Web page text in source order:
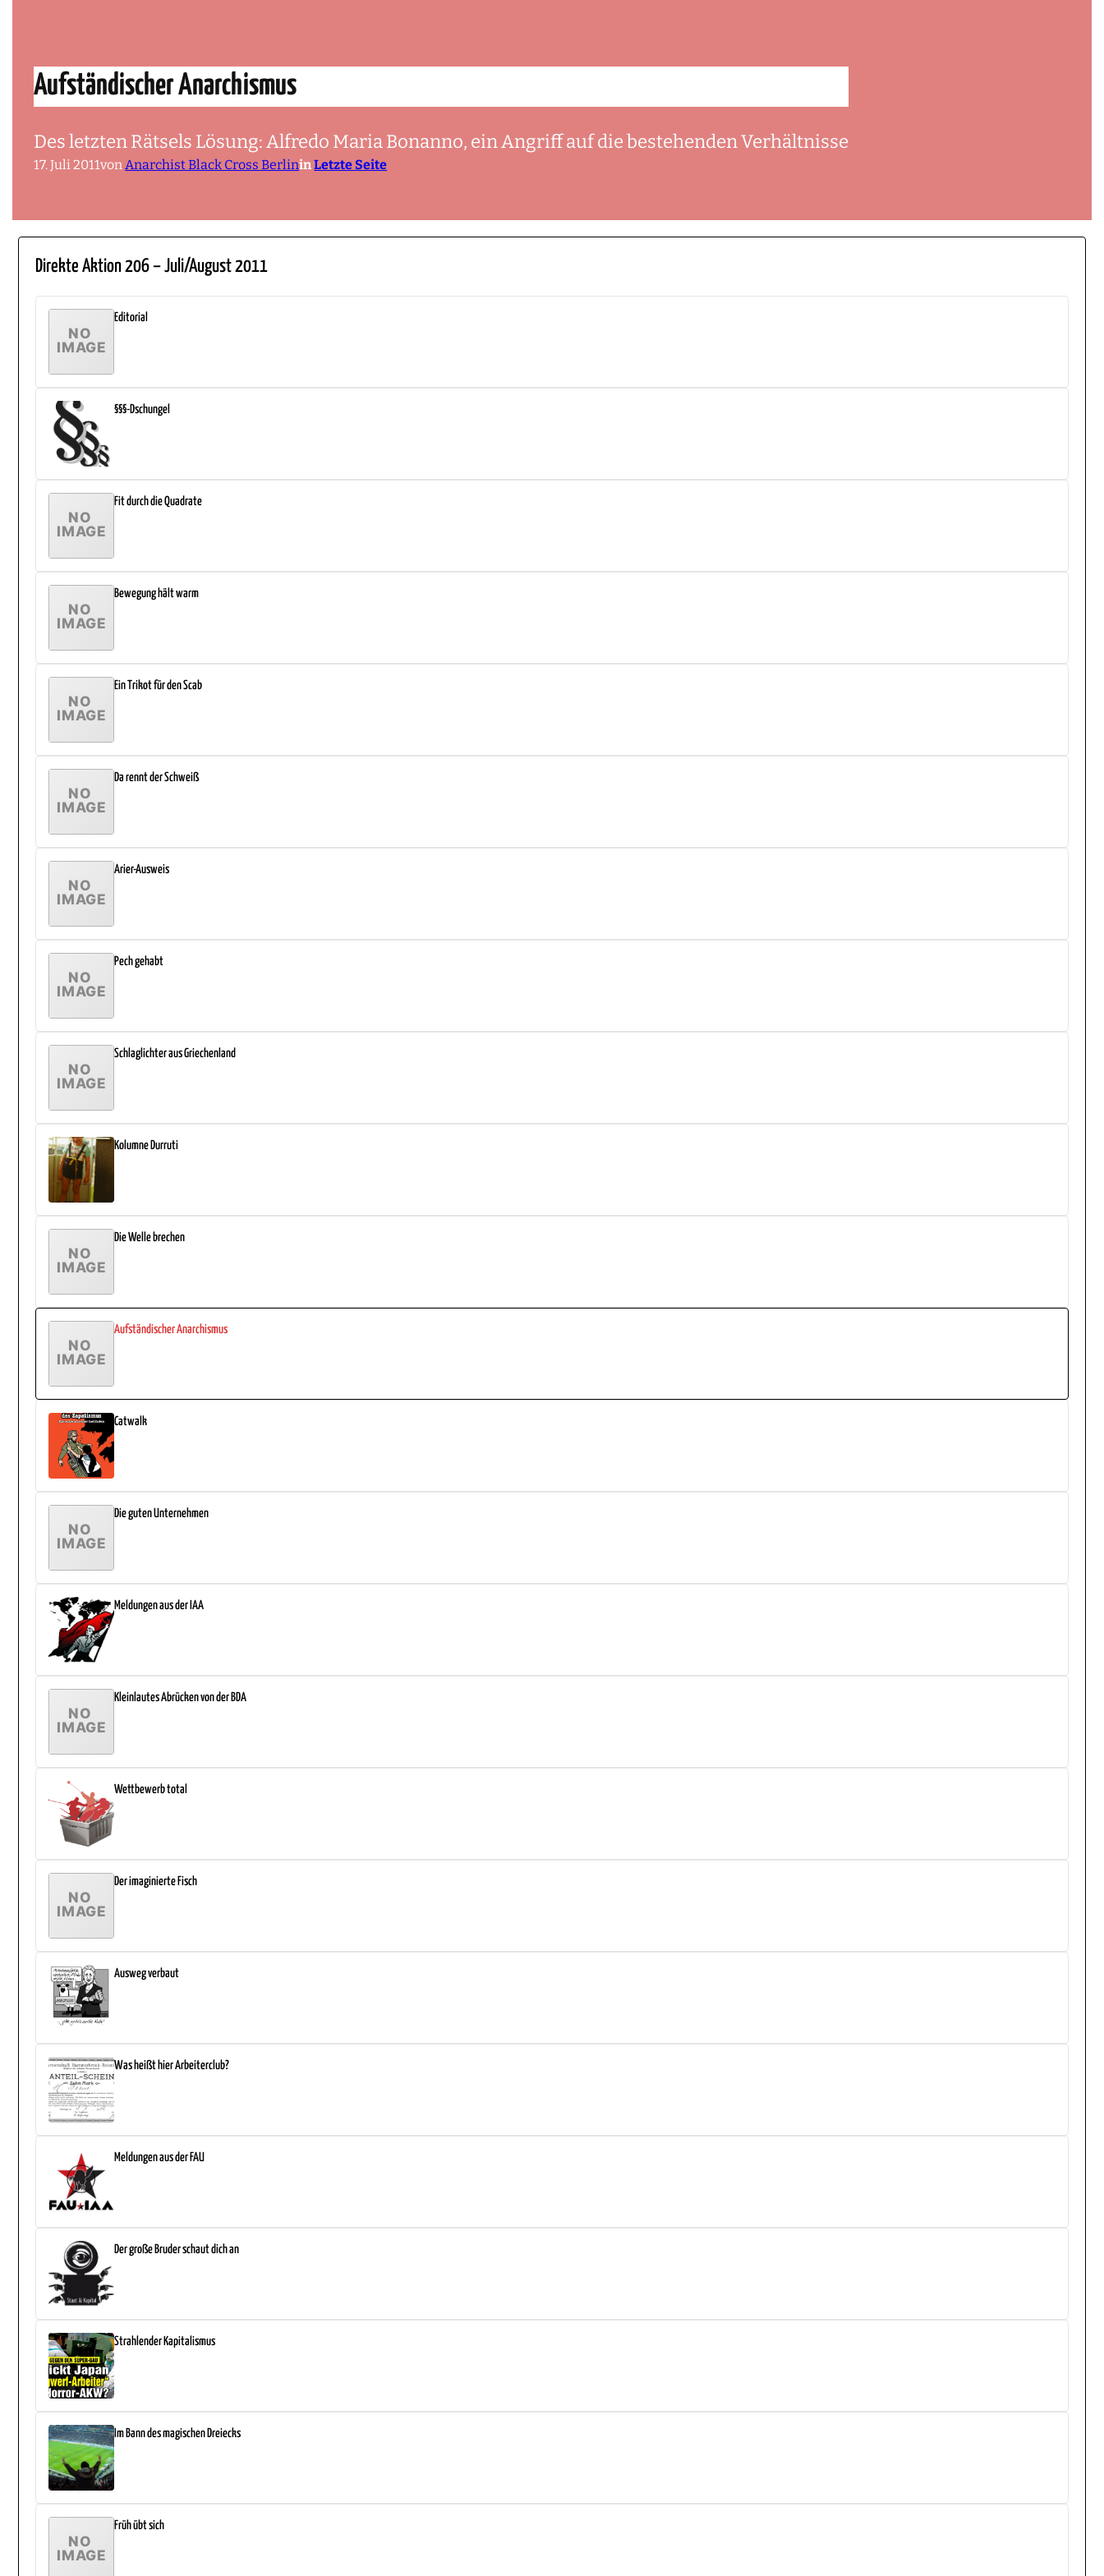
Aufständischer Anarchismus
Des letzten Rätsels Lösung: Alfredo Maria Bonanno, ein Angriff auf die bestehenden Verhältnisse
17. Juli 2011von Anarchist Black Cross BerlininLetzte Seite
Direkte Aktion 206 – Juli/August 2011
Editorial
§§§-Dschungel
Fit durch die Quadrate
Bewegung hält warm
Ein Trikot für den Scab
Da rennt der Schweiß
Arier-Ausweis
Pech gehabt
Schlaglichter aus Griechenland
Kolumne Durruti
Die Welle brechen
Aufständischer Anarchismus
Catwalk
Die guten Unternehmen
Meldungen aus der IAA
Kleinlautes Abrücken von der BDA
Wettbewerb total
Der imaginierte Fisch
Ausweg verbaut
Was heißt hier Arbeiterclub?
Meldungen aus der FAU
Der große Bruder schaut dich an
Strahlender Kapitalismus
Im Bann des magischen Dreiecks
Früh übt sich